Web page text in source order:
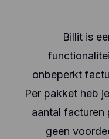
Billit is
onbeperkt
Per pakket heb
aantal facturen
geen